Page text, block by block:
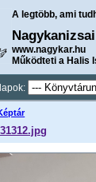
A legtöbb, ami
www.nagykar.hu
Működteti a Halis